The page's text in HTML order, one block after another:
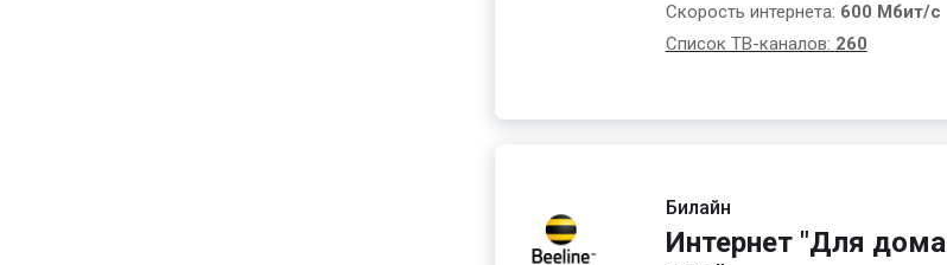
Скорость интернета: 600 Мбит/с
Список ТВ-каналов: 260
Билайн
Интернет "Для дома